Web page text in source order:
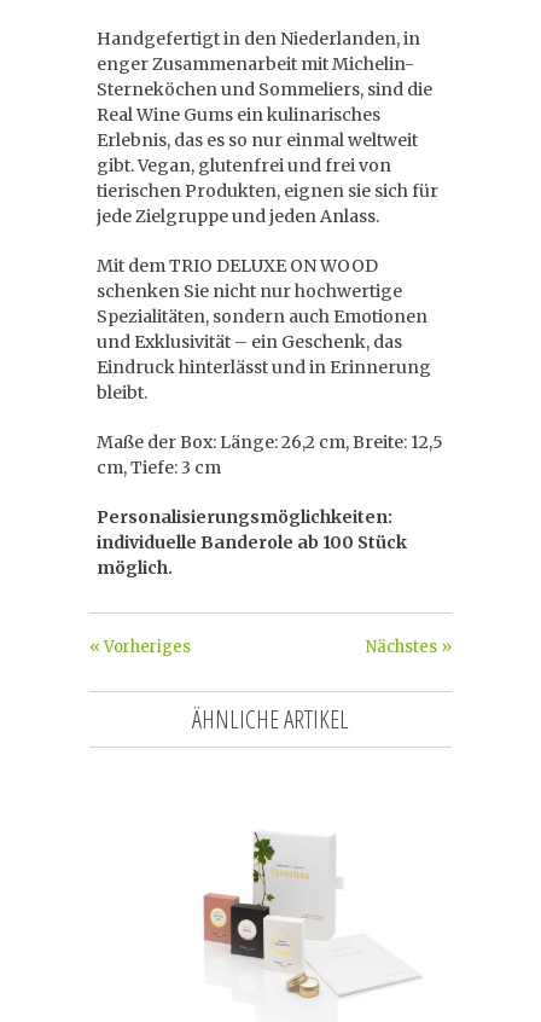
Handgefertigt in den Niederlanden, in
enger Zusammenarbeit mit Michelin-
Sterneköchen und Sommeliers, sind die
Real Wine Gums ein kulinarisches
Erlebnis, das es so nur einmal weltweit
gibt. Vegan, glutenfrei und frei von
tierischen Produkten, eignen sie sich für
jede Zielgruppe und jeden Anlass.
Mit dem TRIO DELUXE ON WOOD
schenken Sie nicht nur hochwertige
Spezialitäten, sondern auch Emotionen
und Exklusivität – ein Geschenk, das
Eindruck hinterlässt und in Erinnerung
bleibt.
Maße der Box: Länge: 26,2 cm, Breite: 12,5
cm, Tiefe: 3 cm
Personalisierungsmöglichkeiten:
individuelle Banderole ab 100 Stück
möglich.
Nächstes »
« Vorheriges
ÄHNLICHE ARTIKEL